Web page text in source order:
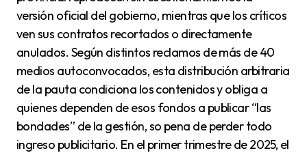
versión oficial del gobierno, mientras que los críticos
ven sus contratos recortados o directamente
anulados. Según distintos reclamos de más de 40
medios autoconvocados, esta distribución arbitraria
de la pauta condiciona los contenidos y obliga a
quienes dependen de esos fondos a publicar “las
bondades” de la gestión, so pena de perder todo
ingreso publicitario. En el primer trimestre de 2025, el